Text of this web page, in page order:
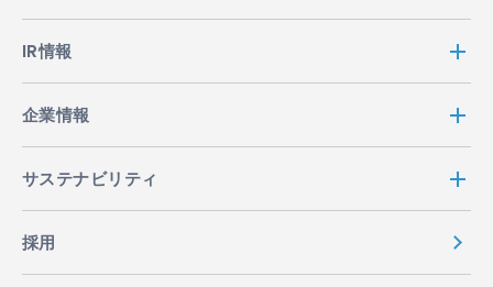
IR情報
企業情報
サステナビリティ
採用